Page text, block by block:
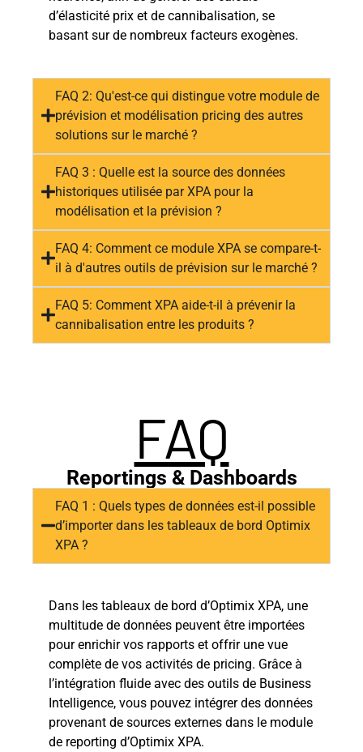
d’élasticité prix et de cannibalisation, se
basant sur de nombreux facteurs exogènes.
FAQ 2: Qu'est-ce qui distingue votre module de
prévision et modélisation pricing des autres
solutions sur le marché ?
FAQ 3 : Quelle est la source des données
historiques utilisée par XPA pour la
modélisation et la prévision ?
FAQ 4: Comment ce module XPA se compare-t-
il à d'autres outils de prévision sur le marché ?
FAQ 5: Comment XPA aide-t-il à prévenir la
cannibalisation entre les produits ?
FAQ
Reportings & Dashboards
FAQ 1 : Quels types de données est-il possible
d’importer dans les tableaux de bord Optimix
XPA ?
Dans les tableaux de bord d’Optimix XPA, une
multitude de données peuvent être importées
pour enrichir vos rapports et offrir une vue
complète de vos activités de pricing. Grâce à
l’intégration fluide avec des outils de Business
Intelligence, vous pouvez intégrer des données
provenant de sources externes dans le module
de reporting d’Optimix XPA.